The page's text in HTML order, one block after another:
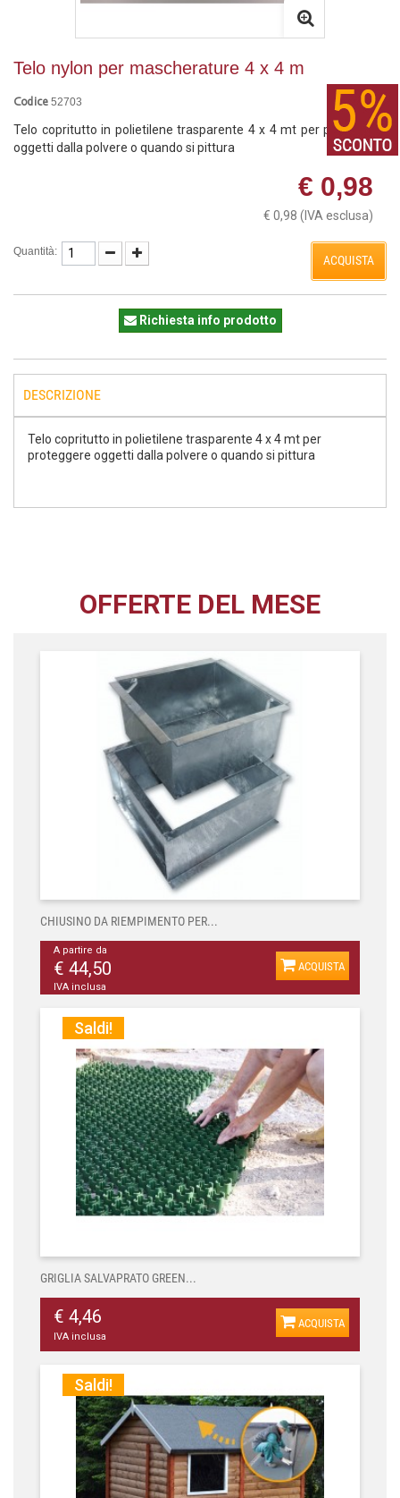
Telo nylon per mascherature 4 x 4 m
Codice 52703
Telo copritutto in polietilene trasparente 4 x 4 mt per proteggere
oggetti dalla polvere o quando si pittura
€ 0,98
€ 0,98 (IVA esclusa)
Quantità:
ACQUISTA
Richiesta info prodotto
DESCRIZIONE
Telo copritutto in polietilene trasparente 4 x 4 mt per
proteggere oggetti dalla polvere o quando si pittura
OFFERTE DEL MESE
CHIUSINO DA RIEMPIMENTO PER...
A partire da
€ 44,50
IVA inclusa
ACQUISTA
Saldi!
GRIGLIA SALVAPRATO GREEN...
€ 4,46
IVA inclusa
ACQUISTA
Saldi!